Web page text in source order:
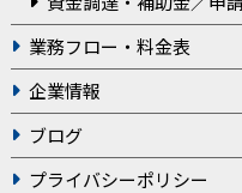
業務フロー・料金表
企業情報
ブログ
プライバシーポリシー